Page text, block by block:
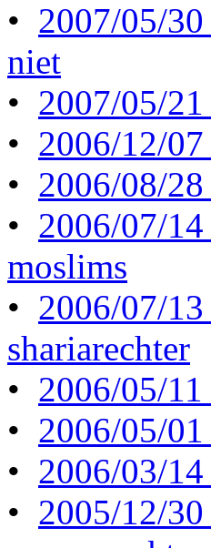
• 2007/05/
niet
• 2007/05/
• 2006/12/
• 2006/08/
• 2006/07/
moslims
• 2006/07/
shariarechter
• 2006/05/
• 2006/05/
• 2006/03/
• 2005/12/